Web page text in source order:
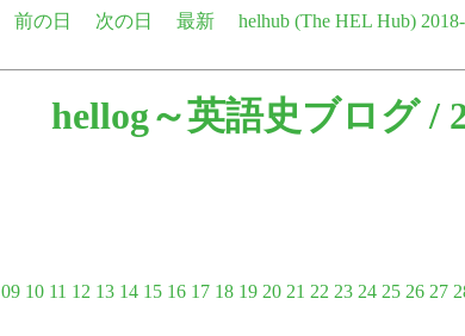
前の日 次の日 最新 helhub (The HEL Hub)
hellog～英語史ブログ/
09 10 11 12 13 14 15 16 17 18 19 20 21 22 23 24 25 26 27